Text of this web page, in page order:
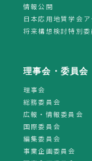
情報公開
日本応用地質学会
将来構想検討特別委
理事会・委員会
理事会
総務委員会
広報・情報委員会
国際委員会
編集委員会
事業企画委員会